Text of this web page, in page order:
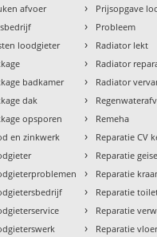
afvoer
loodgieter
badkamer
dak
opsporen
en zinkwerk
› Prijsopgave
› Probleem
› Radiator lekt
› Radiator
› Radiator
›
› Remeha
› Reparatie CV
› Reparatie
› Reparatie
› Reparatie
› Reparatie
› Reparatie